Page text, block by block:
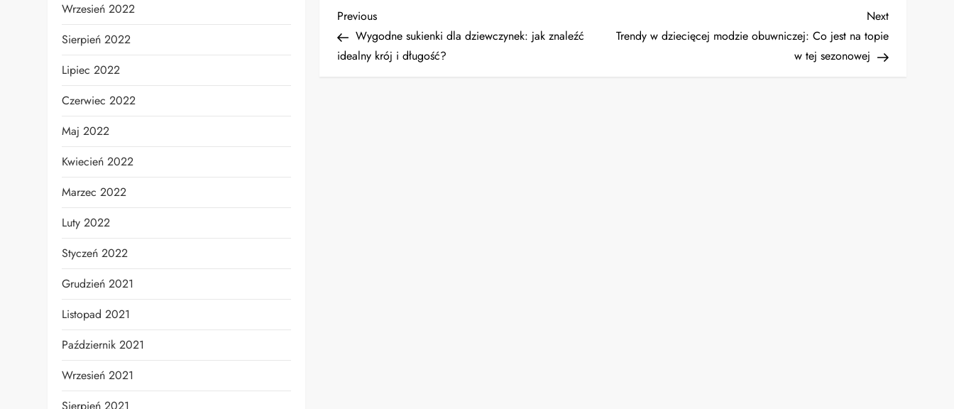
N
a
Previous
Post
Previous
Wygodne sukienki dla dziewczynek: jak znaleźć
idealny krój i długość?
Next
Post
Next
Trendy w dziecięcej modzie obuwniczej: Co jest na topie
w tej sezonowej
Wrzesień 2022
Sierpień 2022
Lipiec 2022
Czerwiec 2022
Maj 2022
Kwiecień 2022
Marzec 2022
Luty 2022
Styczeń 2022
Grudzień 2021
Listopad 2021
Październik 2021
Wrzesień 2021